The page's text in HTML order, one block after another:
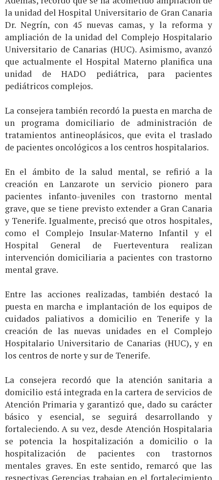
la unidad del Hospital Universitario de Gran Canaria
Dr. Negrín, con 45 nuevas camas, y la reforma y
ampliación de la unidad del Complejo Hospitalario
Universitario de Canarias (HUC). Asimismo, avanzó
que actualmente el Hospital Materno planifica una
unidad de HADO pediátrica, para pacientes
pediátricos complejos.
La consejera también recordó la puesta en marcha de
un programa domiciliario de administración de
tratamientos antineoplásicos, que evita el traslado
de pacientes oncológicos a los centros hospitalarios.
En el ámbito de la salud mental, se refirió a la
creación en Lanzarote un servicio pionero para
pacientes infanto-juveniles con trastorno mental
grave, que se tiene previsto extender a Gran Canaria
y Tenerife. Igualmente, precisó que otros hospitales,
como el Complejo Insular-Materno Infantil y el
Hospital General de Fuerteventura realizan
intervención domiciliaria a pacientes con trastorno
mental grave.
Entre las acciones realizadas, también destacó la
puesta en marcha e implantación de los equipos de
cuidados paliativos a domicilio en Tenerife y la
creación de las nuevas unidades en el Complejo
Hospitalario Universitario de Canarias (HUC), y en
los centros de norte y sur de Tenerife.
La consejera recordó que la atención sanitaria a
domicilio está integrada en la cartera de servicios de
Atención Primaria y garantizó que, dado su carácter
básico y esencial, se seguirá desarrollando y
fortaleciendo. A su vez, desde Atención Hospitalaria
se potencia la hospitalización a domicilio o la
hospitalización de pacientes con trastornos
mentales graves. En este sentido, remarcó que las